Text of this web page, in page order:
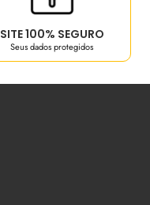
SITE 100% SEGURO
Seus dados protegidos